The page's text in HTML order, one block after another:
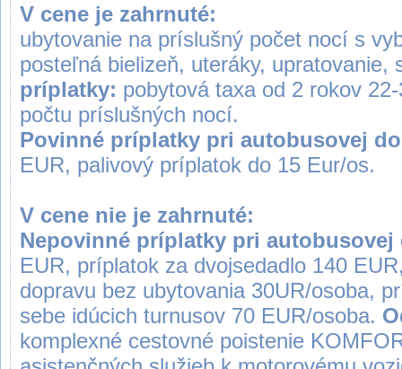
V cene je zahrnuté:
ubytovanie na príslušný počet nocí s
posteľná bielizeň, uteráky, upratovanie,
príplatky: pobytová taxa od 2 rokov
počtu príslušných nocí.
Povinné príplatky pri autobusovej
EUR, palivový príplatok do 15 Eur/os.
V cene nie je zahrnuté:
Nepovinné príplatky pri autobusovej
EUR, príplatok za dvojsedadlo 140
dopravu bez ubytovania 30UR/osoba,
sebe idúcich turnusov 70 EUR/osoba.
komplexné cestovné poistenie